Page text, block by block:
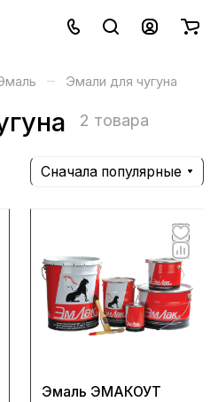
– Эмали для чугуна
2 товара
Сначала популярные
Эмаль ЭМАКОУТ